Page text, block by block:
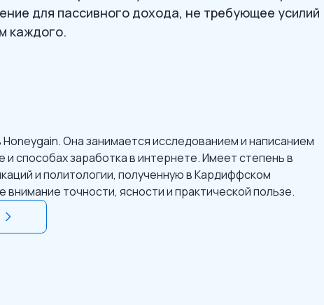
для пассивного дохода, не требующее усилий
каждого.
Она занимается исследованием и написанием
способах заработка в интернете. Имеет степень в
и политологии, полученную в Кардиффском
точности, ясности и практической пользе.